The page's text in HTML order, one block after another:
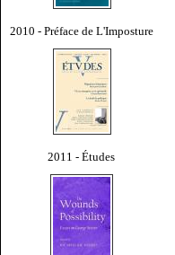
2010 - Préface de L'Imposture
2011 - Études